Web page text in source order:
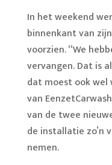
In het weekend
binnenkant van
voorzien. “We
vervangen. Dat is
dat moest ook
van
van de twee
de installatie zo’n
nemen.